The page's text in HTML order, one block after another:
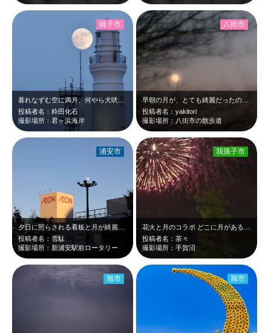
暮れなずむ空に満月、何やら犬吠埼灯台と明るさを競っているように見えました。
投稿者名：粋田化石
撮影場所：君ヶ浜海岸
銚子市
早朝の月が、とても綺麗だったので、カメラ持ち出しました。 Feb,1 2026
投稿者名：yakitori
撮影場所：八街市の散歩道
八街市
夕日に照らされる看板と月が綺麗だったので、街灯の上に月が載るような構図で撮影し…
投稿者名：雪駄
撮影場所：新浦安駅前ロータリー
浦安市
投稿者名：茶々
撮影場所：手賀沼
我孫子市
旭市 旭市